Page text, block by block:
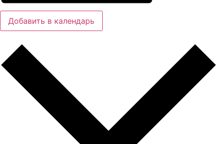
Добавить в календарь